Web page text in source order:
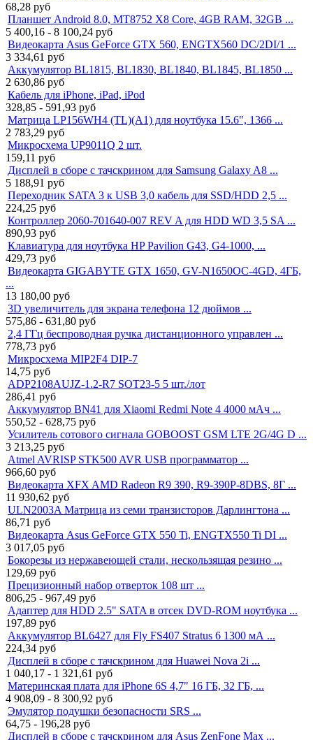
68,28 руб
Планшет Android 8.0, MT8752 X8 Core, 4GB RAM, 32GB ...
5 400,16 - 8 100,24 руб
Видеокарта Asus GeForce GTX 560, ENGTX560 DC/2DI/1 ...
3 334,61 руб
Аккумулятор BL1815, BL1830, BL1840, BL1845, BL1850 ...
2 630,86 руб
Кабель для iPhone, iPad, iPod
328,85 - 591,93 руб
Матрица LP156WH4 (TL)(A1) для ноутбука 15.6", 1366 ...
2 783,29 руб
Микросхема UP9011Q 2 шт.
159,11 руб
Дисплей в сборе с тачскрином для Samsung Galaxy A8 ...
5 188,91 руб
Переходник SATA 3 к USB 3,0 кабель для SSD/HDD 2,5 ...
224,25 руб
Контроллер 2060-701640-007 REV A для HDD WD 3,5 SA ...
890,93 руб
Клавиатура для ноутбука HP Pavilion G43, G4-1000, ...
429,73 руб
Видеокарта GIGABYTE GTX 1650, GV-N1650OC-4GD, 4ГБ,
...
13 180,00 руб
3D увеличитель для экрана телефона 12 дюймов ...
575,86 - 631,80 руб
2,4 ГГц беспроводная ручка дистанционного управлен ...
778,73 руб
Микросхема MIP2F4 DIP-7
14,75 руб
ADP2108AUJZ-1.2-R7 SOT23-5 5 шт./лот
286,41 руб
Аккумулятор BN41 для Xiaomi Redmi Note 4 4000 мАч ...
550,52 - 628,75 руб
Усилитель сотового сигнала GOBOOST GSM LTE 2G/4G D ...
3 213,25 руб
Atmel AVRISP STK500 AVR USB программатор ...
966,60 руб
Видеокарта XFX AMD Radeon R9 390, R9-390P-8DBS, 8Г ...
11 930,62 руб
ULN2003A Матрица из семи транзисторов Дарлингтона ...
86,71 руб
Видеокарта Asus GeForce GTX 550 Ti, ENGTX550 Ti DI ...
3 017,05 руб
Бокорезы из нержавеющей стали, нескользящая резино ...
129,69 руб
Прецизионный набор отверток 108 шт ...
806,25 - 967,49 руб
Адаптер для HDD 2.5" SATA в отсек DVD-ROM ноутбука ...
197,89 руб
Аккумулятор BL6427 для Fly FS407 Stratus 6 1300 мА ...
224,34 руб
Дисплей в сборе с тачскрином для Huawei Nova 2i ...
1 040,17 - 1 321,61 руб
Материнская плата для iPhone 6S 4,7" 16 ГБ, 32 ГБ, ...
4 908,09 - 8 300,92 руб
Эмулятор подушки безопасности SRS ...
64,75 - 196,28 руб
Дисплей в сборе с тачскрином для Asus ZenFone Max ...